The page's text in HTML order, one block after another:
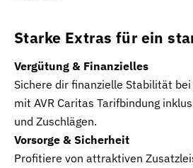
Starke Extras für ein
Vergütung & Finanzielles​
Sichere dir finanzielle Stabilität
mit AVR Caritas Tarifbindung
und Zuschlägen.​
Vorsorge & Sicherheit​
Profitiere von attraktiven